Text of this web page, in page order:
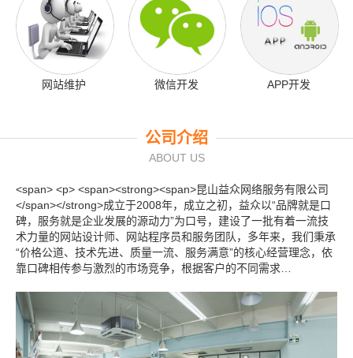
网站维护 微信开发 APP开发
公司介绍
ABOUT US
<span> <p> <span><strong><span>昆山益众网络服务有限公司
</span></strong>成立于2008年，成立之初，益众以“品牌就是口
碑，服务就是企业发展的源动力”为口号，建设了一批有着一流技
术力量的网站设计师、网站程序员和服务团队，多年来，我们秉承
“价格公道、技术先进、质量一流、服务满意”的核心经营理念，依
靠口碑相传参与激烈的市场竞争，根据客户的不同需求…